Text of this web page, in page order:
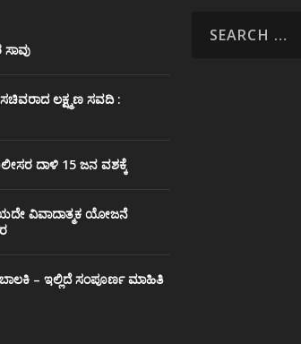
ಲಕ್ಷ್ಮಣ ಸವದಿ :
ದಾಳಿ 15 ಜನ ವಶಕ್ಕೆ
ವಿವಾದಾತ್ಮಕ ಯೋಜನೆ
– ಇಲ್ಲಿದೆ ಸಂಪೂರ್ಣ ಮಾಹಿತಿ